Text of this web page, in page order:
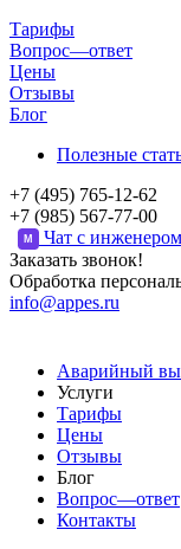
Тарифы
Вопрос—ответ
Цены
Отзывы
Блог
Полезные
+7 (495) 765-12-62
+7 (985) 567-77-00
M
Чат с инженером
Заказать звонок!
Обработка
info@appes.ru
Аварийный
Услуги
Тарифы
Цены
Отзывы
Блог
Вопрос—ответ
Контакты